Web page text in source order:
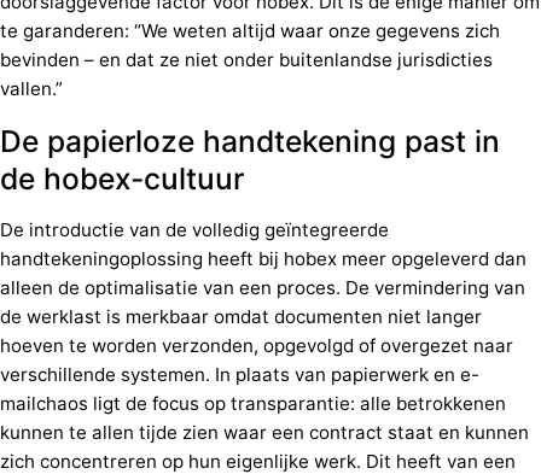
te garanderen: “We weten altijd waar onze gegevens zich
bevinden – en dat ze niet onder buitenlandse jurisdicties
vallen.”
De papierloze handtekening past in
de hobex-cultuur
De introductie van de volledig geïntegreerde
handtekeningoplossing heeft bij hobex meer opgeleverd dan
alleen de optimalisatie van een proces. De vermindering van
de werklast is merkbaar omdat documenten niet langer
hoeven te worden verzonden, opgevolgd of overgezet naar
verschillende systemen. In plaats van papierwerk en e-
mailchaos ligt de focus op transparantie: alle betrokkenen
kunnen te allen tijde zien waar een contract staat en kunnen
zich concentreren op hun eigenlijke werk. Dit heeft van een